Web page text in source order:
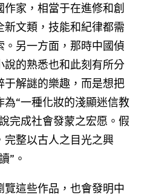
家，相當于在進修和創
文類，技能和紀律都需
。另一方面，那時中國偵
說的熟悉也和此刻有所分
于解謎的樂趣，而是想把
為“一種化妝的淺顯迷信教
完成社會發蒙之宏愿。假
完整以古人之目光之興
”。
覽這些作品，也會發明中